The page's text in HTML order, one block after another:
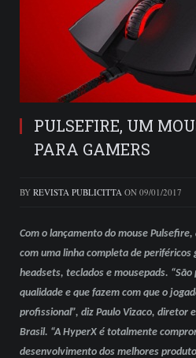
PULSEFIRE, UM
PARA GAMERS
BY REVISTA PUBLICITTA ON 09/01/2017
Com o lançamento do mouse
com uma linha completa de periféricos
headsets, teclados e mousepads.
qualidade e que fazem com que o
profissional”, diz Paulo Vizaco, diretor
Brasil. “A HyperX é totalmente
desenvolvimento dos melhores